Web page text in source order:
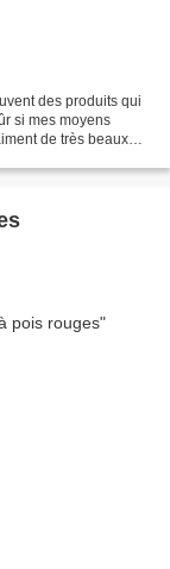
des produits qui
si mes moyens
de très beaux